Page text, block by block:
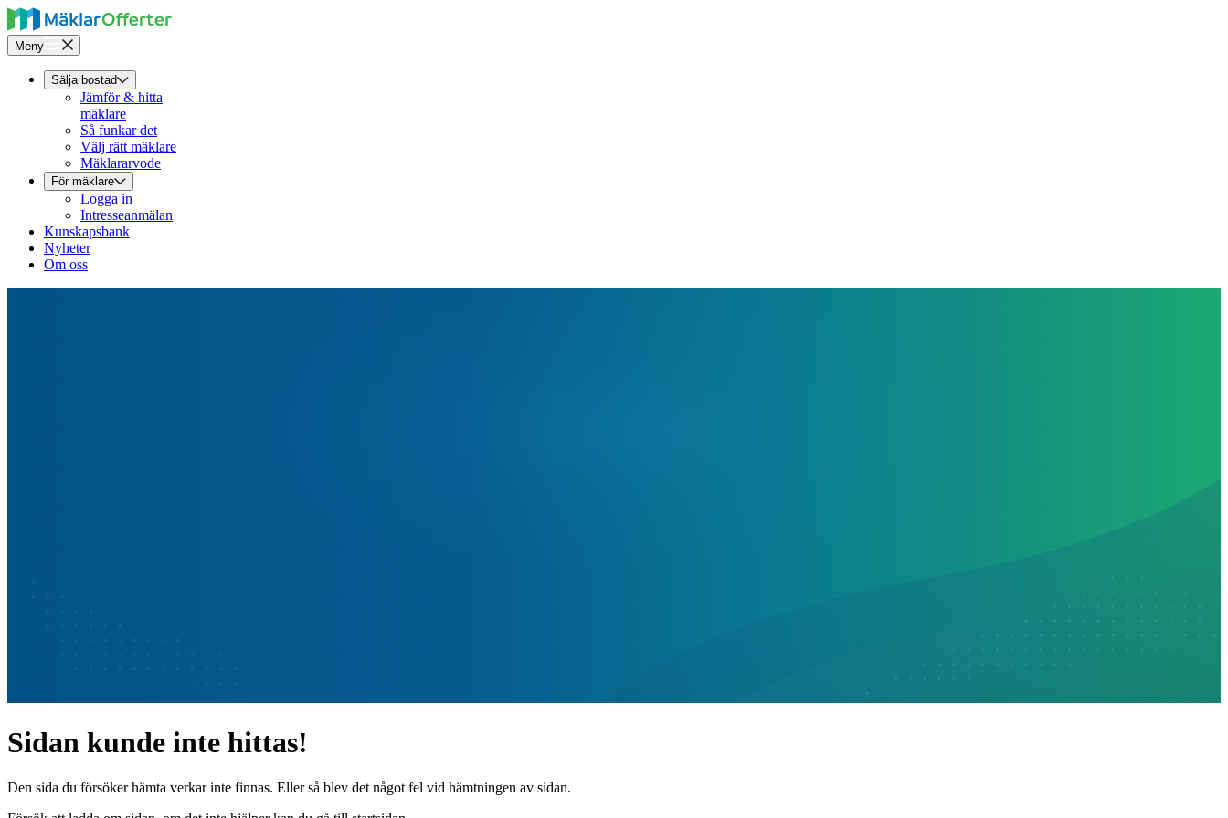
Meny
Sälja bostad
Jämför & hitta
mäklare
Så funkar det
Välj rätt mäklare
Mäklararvode
För mäklare
Logga in
Intresseanmälan
Kunskapsbank
Nyheter
Om oss
Sidan kunde inte hittas!
Den sida du försöker hämta verkar inte finnas. Eller så blev det något fel vid hämtningen av sidan.